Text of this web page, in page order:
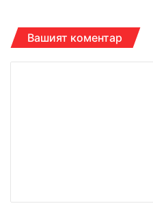
Вашият коментар